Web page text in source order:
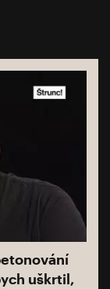
uškrtil,